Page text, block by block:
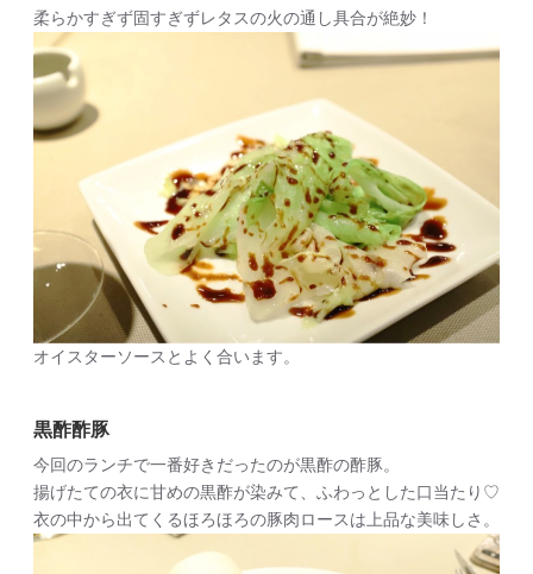
柔らかすぎず固すぎずレタスの火の通し具合が絶妙！
オイスターソースとよく合います。
黒酢酢豚
今回のランチで一番好きだったのが黒酢の酢豚。
揚げたての衣に甘めの黒酢が染みて、ふわっとした口当たり♡
衣の中から出てくるほろほろの豚肉ロースは上品な美味しさ。